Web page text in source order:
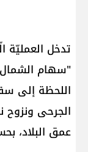
تدخل العمليّة
"سهام
عمق البلاد،